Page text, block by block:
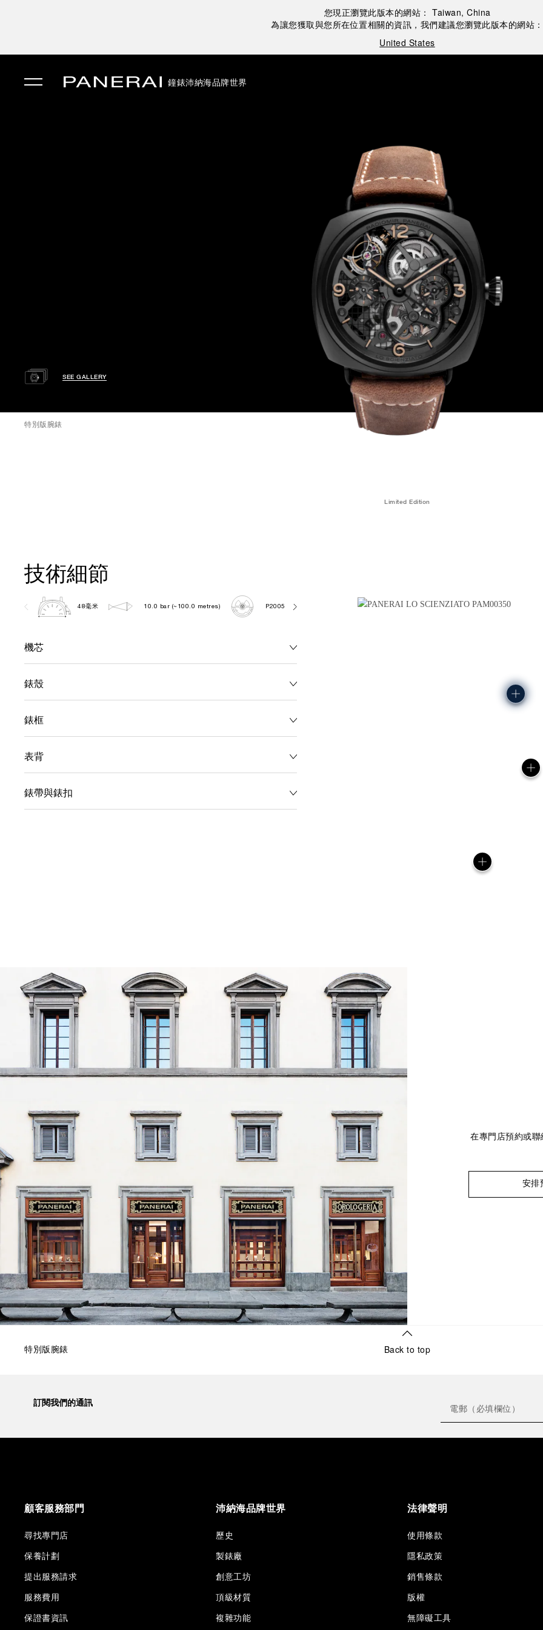
您現正瀏覽此版本的網站： Taiwan, China
為讓您獲取與您所在位置相關的資訊，我們建議您瀏覽此版本的網站：
United States
鐘錶沛納海品牌世界
SEE GALLERY
特別版腕錶
Limited Edition
技術細節
48毫米 10.0 bar (~100.0 metres) P2005/S 138.8G
機芯
錶殼
錶框
表背
錶帶與錶扣
在專門店預約或
安排
特別版腕錶 Back to top
訂閱我們的通訊
顧客服務部門
尋找專門店
保養計劃
提出服務請求
服務費用
保證書資訊
沛納海品牌世界
歷史
製錶廠
創意工坊
頂級材質
複雜功能
法律聲明
使用條款
隱私政策
銷售條款
版權
無障礙工具